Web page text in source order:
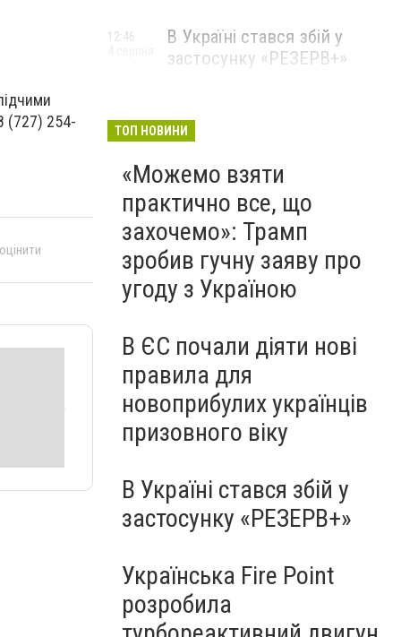
(727) 254-
В Україні стався збій у
застосунку «РЕЗЕРВ+»
12:46
ТОП НОВИНИ
«Можемо взяти
практично все, що
захочемо»: Трамп
зробив гучну заяву про
угоду з Україною
В ЄС почали діяти нові
правила для
новоприбулих українців
призовного віку
В Україні стався збій у
застосунку «РЕЗЕРВ+»
Українська Fire Point
розробила